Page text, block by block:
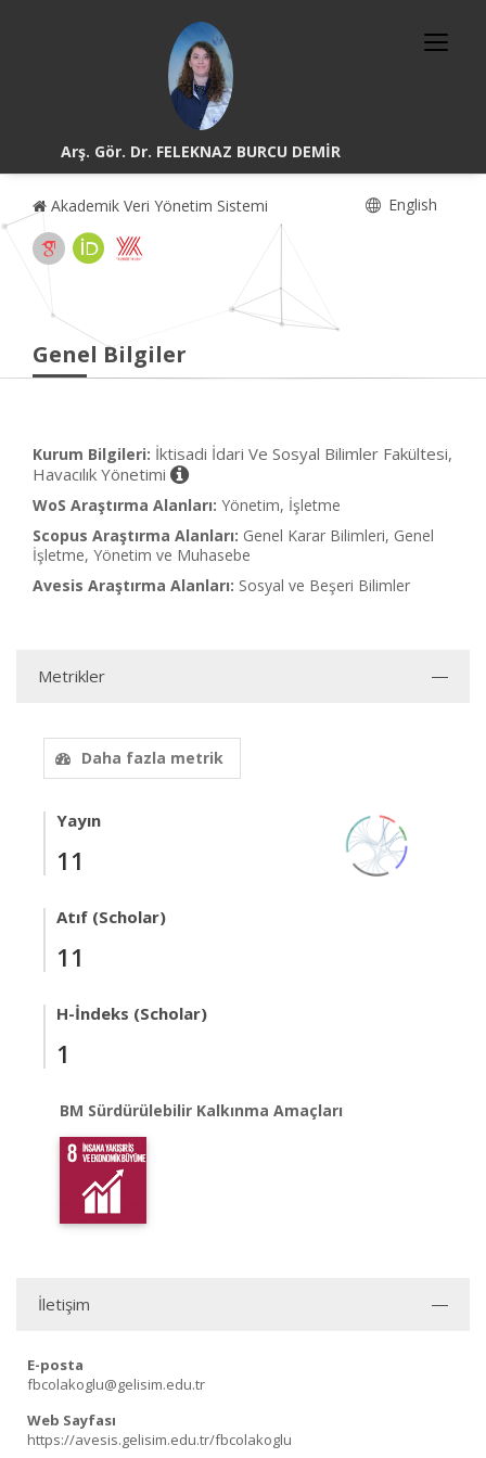
Arş. Gör. Dr. FELEKNAZ BURCU DEMİR
Akademik Veri Yönetim Sistemi English
Genel Bilgiler
Kurum Bilgileri: İktisadi İdari Ve Sosyal Bilimler Fakültesi,
Havacılık Yönetimi
WoS Araştırma Alanları: Yönetim, İşletme
Scopus Araştırma Alanları: Genel Karar Bilimleri, Genel
İşletme, Yönetim ve Muhasebe
Avesis Araştırma Alanları: Sosyal ve Beşeri Bilimler
Metrikler
Daha fazla metrik
Yayın
11
Atıf (Scholar)
11
H-İndeks (Scholar)
1
BM Sürdürülebilir Kalkınma Amaçları
İletişim
E-posta
fbcolakoglu@gelisim.edu.tr
Web Sayfası
https://avesis.gelisim.edu.tr/fbcolakoglu